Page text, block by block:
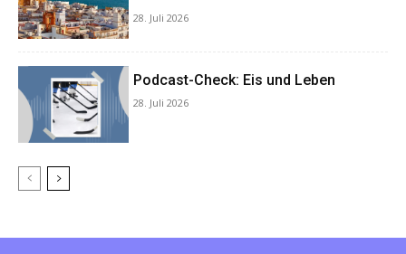
28. Juli 2026
Podcast-Check: Eis und Leben
28. Juli 2026